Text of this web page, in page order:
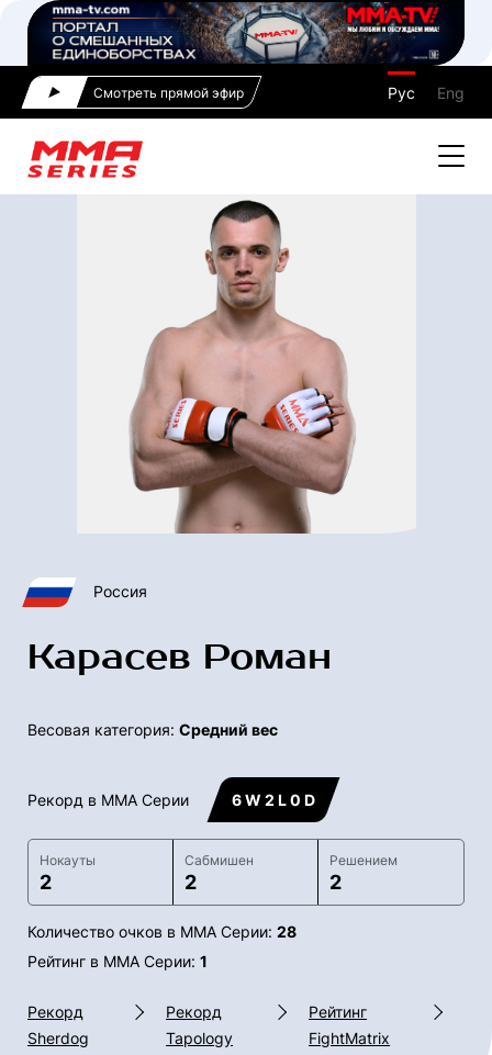
Смотреть прямой эфир Рус Eng
Россия
Карасев Роман
Весовая категория: Средний вес
Рекорд в ММА Серии 6 W 2 L 0 D
Нокауты
2
Сабмишен
2
Решением
2
Количество очков в ММА Серии: 28
Рейтинг в ММА Серии: 1
Рекорд
Sherdog
Рекорд
Tapology
Рейтинг
FightMatrix